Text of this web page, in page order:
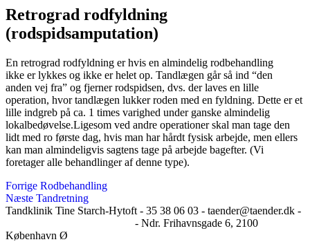
Retrograd rodfyldning
(rodspidsamputation)
En retrograd rodfyldning er hvis en almindelig rodbehandling
ikke er lykkes og ikke er helet op. Tandlægen går så ind “den
anden vej fra” og fjerner rodspidsen, dvs. der laves en lille
operation, hvor tandlægen lukker roden med en fyldning. Dette er et
lille indgreb på ca. 1 times varighed under ganske almindelig
lokalbedøvelse.Ligesom ved andre operationer skal man tage den
lidt med ro første dag, hvis man har hårdt fysisk arbejde, men ellers
kan man almindeligvis sagtens tage på arbejde bagefter. (Vi
foretager alle behandlinger af denne type).
Indlægsnavigation
Forrige
indlæg
Forrige Rodbehandling
Næste
indlæg
Næste Tandretning
Tandklinik Tine Starch-Hytoft - 35 38 06 03 - taender@taender.dk -
- Ndr. Frihavnsgade 6, 2100
København Ø